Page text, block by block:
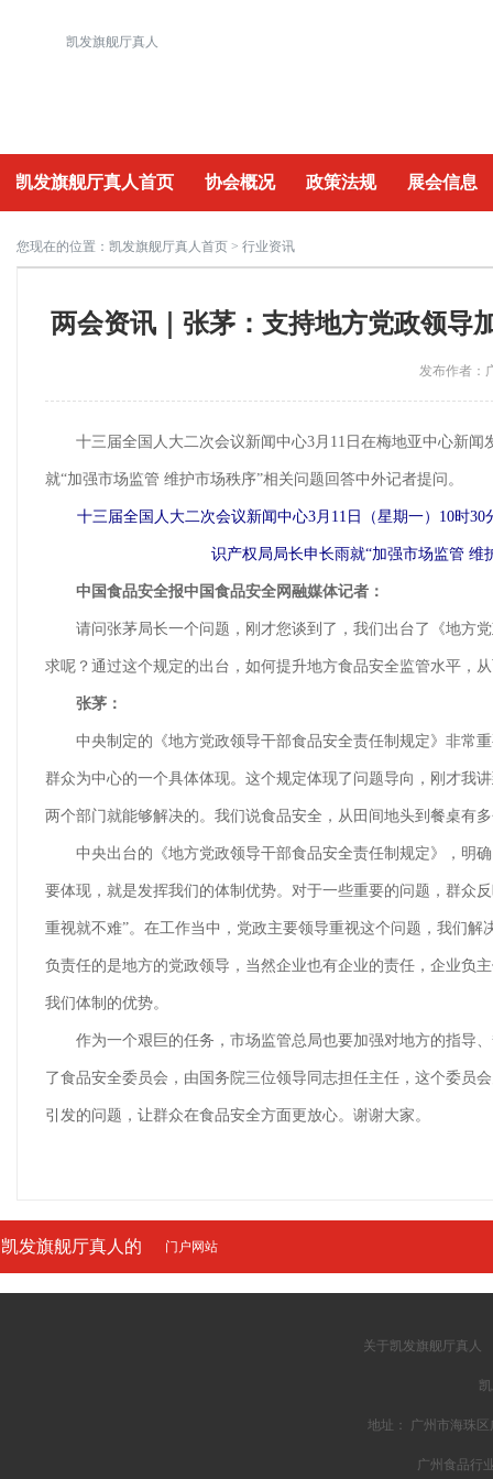
凯发旗舰厅真人
凯发旗舰厅真人首页 协会概况 政策法规 展会信息
重要活动
您现在的位置： 凯发旗舰厅真人首页 > 行业资讯
两会资讯｜张茅：支持地方党政领导
发布作者
十三届全国人大二次会议新闻中心3月11日在梅地亚中心新
就“加强市场监管 维护市场秩序”相关问题回答中外记者提问。
十三届全国人大二次会议新闻中心3月11日（星期一）10时
识产权局局长申长雨就“加强市场监管
中国食品安全报中国食品安全网融媒体记者：
请问张茅局长一个问题，刚才您谈到了，我们出台了《地方党
求呢？通过这个规定的出台，如何提升地方食品安全监管水平，
张茅：
中央制定的《地方党政领导干部食品安全责任制规定》非常重
群众为中心的一个具体体现。这个规定体现了问题导向，刚才我
两个部门就能够解决的。我们说食品安全，从田间地头到餐桌有
中央出台的《地方党政领导干部食品安全责任制规定》，明确
要体现，就是发挥我们的体制优势。对于一些重要的问题，群众
重视就不难”。在工作当中，党政主要领导重视这个问题，我们
负责任的是地方的党政领导，当然企业也有企业的责任，企业负
我们体制的优势。
作为一个艰巨的任务，市场监管总局也要加强对地方的指导、
了食品安全委员会，由国务院三位领导同志担任主任，这个委员
引发的问题，让群众在食品安全方面更放心。谢谢大家。
凯发旗舰厅真人的
友情链接
门户网站
关于凯发旗舰厅真人
地址： 广州市海珠
广州食品行